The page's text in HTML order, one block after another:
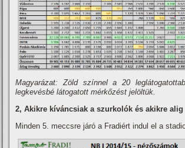
Magyarázat: Zöld szí­nnel a 20
legkevésbé látogatott mérkőzést jelöltük.
2, Akikre kí­váncsiak a szurkolók és akikre alig
Minden 5. meccsre járó a Fradiért indul el a